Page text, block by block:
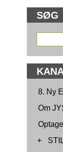
SØG
8. Ny
Om
+